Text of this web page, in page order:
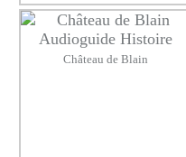
Château de Blain